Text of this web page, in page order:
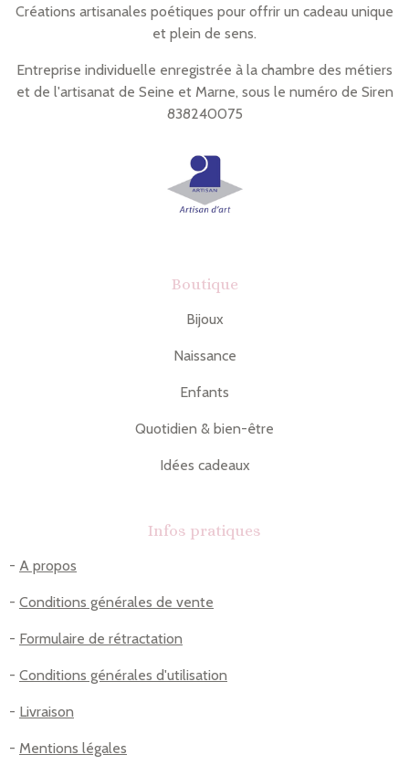
r
r
Créations artisanales poétiques pour offrir un cadeau unique
et plein de sens.
Entreprise individuelle enregistrée à la chambre des métiers
et de l'artisanat de Seine et Marne, sous le numéro de Siren
838240075
Boutique
Bijoux
Naissance
Enfants
Quotidien & bien-être
Idées cadeaux
Infos pratiques
- A propos
- Conditions générales de vente
- Formulaire de rétractation
- Conditions générales d'utilisation
- Livraison
- Mentions légales